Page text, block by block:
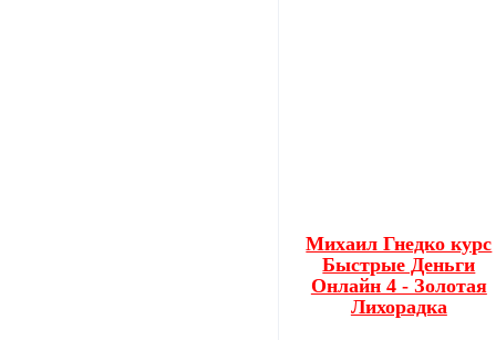
Михаил Гнедко курс
Быстрые Деньги
Онлайн 4 - Золотая
Лихорадка